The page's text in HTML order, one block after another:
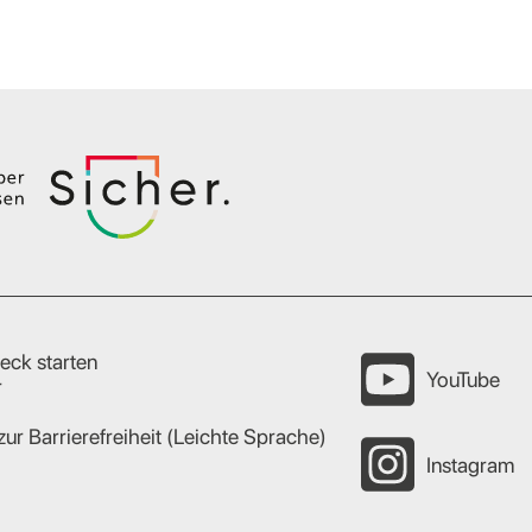
starten
Barrierefreiheit (Leichte Sprache)
YouTube
Instagram